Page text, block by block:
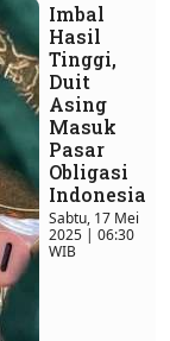
Imbal
Hasil
Tinggi,
Duit
Asing
Masuk
Pasar
Obligasi
Indonesia
Sabtu, 17 Mei
2025 | 06:30
WIB